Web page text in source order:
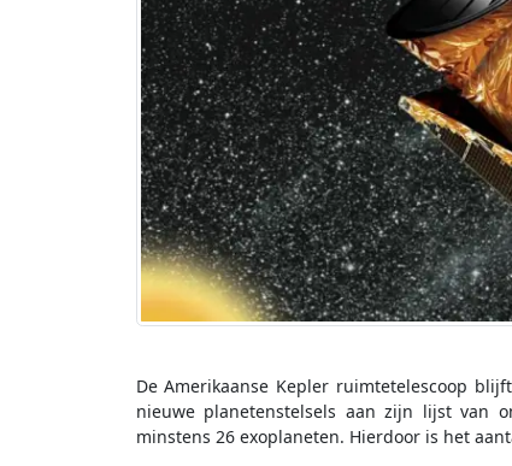
De Amerikaanse Kepler ruimtetelescoop
nieuwe planetenstelsels aan zijn lijst van
minstens 26 exoplaneten. Hierdoor is het